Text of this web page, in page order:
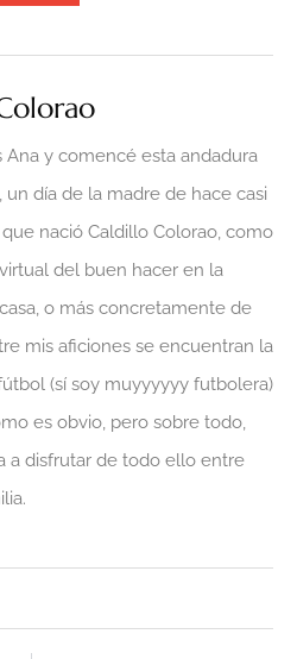
Ana y comencé esta andadura
un día de la madre de hace casi
nació Caldillo Colorao, como
del buen hacer en la
o más concretamente de
mis aficiones se encuentran la
(sí soy muyyyyyy futbolera)
es obvio, pero sobre todo,
a disfrutar de todo ello entre